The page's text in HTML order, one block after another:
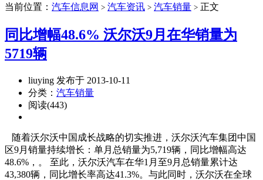
当前位置： 汽车信息网 > 汽车资讯 > 汽车销量 > 正文
同比增幅48.6% 沃尔沃9月在华销量为
5719辆
liuying 发布于 2013-10-11
分类： 汽车销量
阅读(443)
随着沃尔沃中国成长战略的切实推进，沃尔沃汽车集团中国
区9月销量持续增长：单月总销量为5,719辆，同比增幅高达
48.6%，。 至此，沃尔沃汽车在华1月至9月总销量累计达
43,380辆，同比增长率高达41.3%。与此同时，沃尔沃在全球